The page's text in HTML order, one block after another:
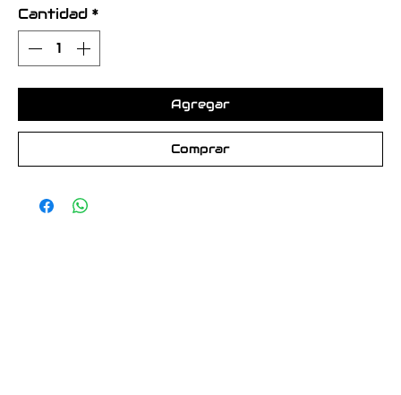
Cantidad *
Agregar
Comprar